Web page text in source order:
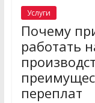
Услуги
Почему
работать
переплат